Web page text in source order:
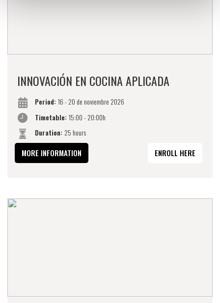
INNOVACIÓN EN COCINA APLICADA
Period: 16 - 20 de noviembre 2026
Timetable: 15:00 - 20:00h
Duration: 25 hours
MORE INFORMATION ENROLL HERE